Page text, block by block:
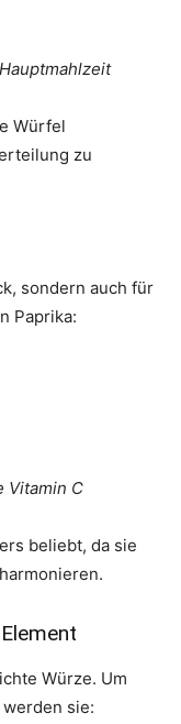
Würfel
zu
sondern auch für
Paprika:
Vitamin C
beliebt, da sie
Würze. Um
sie: